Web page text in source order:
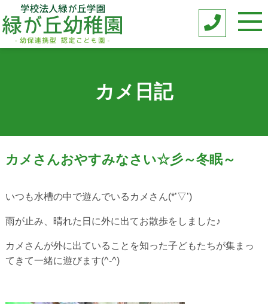
カメ日記
カメさんおやすみなさい☆彡～冬眠～
いつも水槽の中で遊んでいるカメさん(*’▽’)
雨が止み、晴れた日に外に出てお散歩をしました♪
カメさんが外に出ていることを知った子どもたちが集まっ
てきて一緒に遊びます(^-^)